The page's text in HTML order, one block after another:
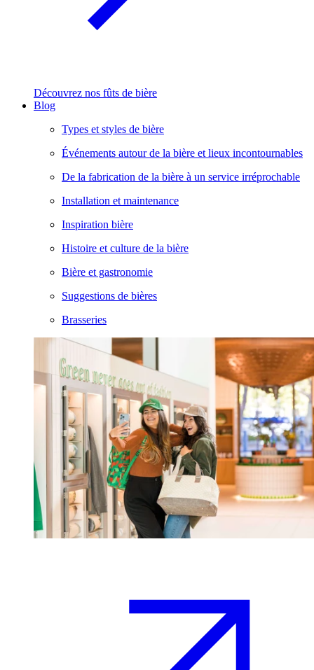
Découvrez nos fûts de bière
Blog
Types et styles de bière
Événements autour de la bière et lieux incontournables
De la fabrication de la bière à un service irréprochable
Installation et maintenance
Inspiration bière
Histoire et culture de la bière
Bière et gastronomie
Suggestions de bières
Brasseries